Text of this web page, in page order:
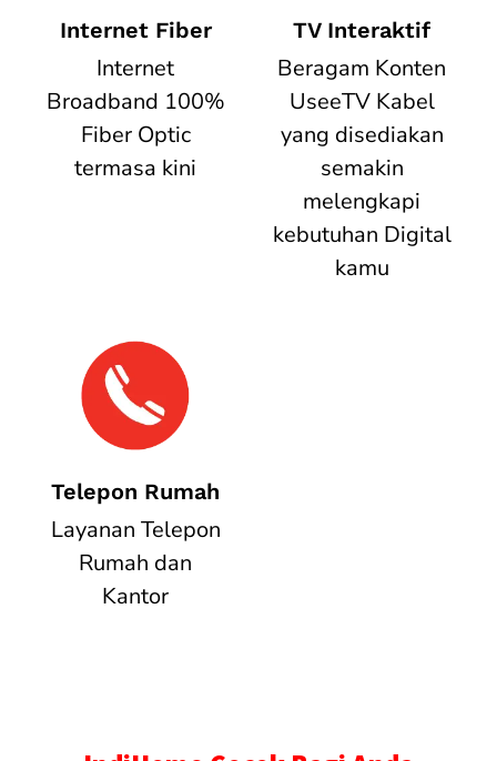
Internet Fiber
Internet
Broadband 100%
Fiber Optic
termasa kini
TV Interaktif
Beragam Konten
UseeTV Kabel
yang disediakan
semakin
melengkapi
kebutuhan Digital
kamu
Telepon Rumah
Layanan Telepon
Rumah dan
Kantor